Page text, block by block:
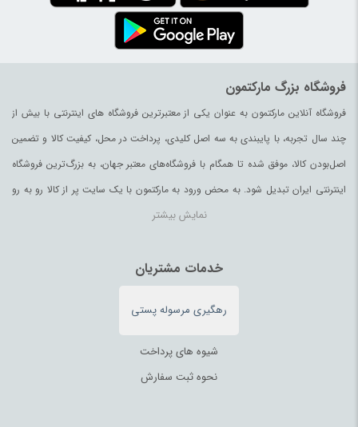
فروشگاه بزرگ مارکتمون
فروشگاه آنلاین مارکتمون به عنوان یکی از معتبرترین فروشگاه های اینترنتی با بیش از
چند سال تجربه، با پایبندی به سه اصل کلیدی، پرداخت در محل، کیفیت کالا و تضمین
اصل‌بودن کالا، موفق شده تا همگام با فروشگاه‌های معتبر جهان، به بزرگ‌ترین فروشگاه
اینترنتی ایران تبدیل شود. به محض ورود به مارکتمون با یک سایت پر از کالا رو به رو
می‌شوید. هر آنچه که نیاز دارید و به ذهن شما خطور می‌کند در اینجا پیدا خواهید کرد.
نمایش بیشتر
خدمات مشتریان
رهگیری مرسوله پستی
شیوه های پرداخت
نحوه ثبت سفارش